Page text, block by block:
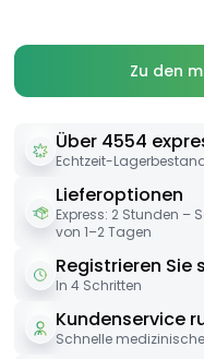
Zu den
Über 4554
Echtzeit-
Lieferoptionen
Express: 2 Stunden –
von 1–2 Tagen
Registrieren Sie
In 4 Schritten
Kundenservice
Schnelle